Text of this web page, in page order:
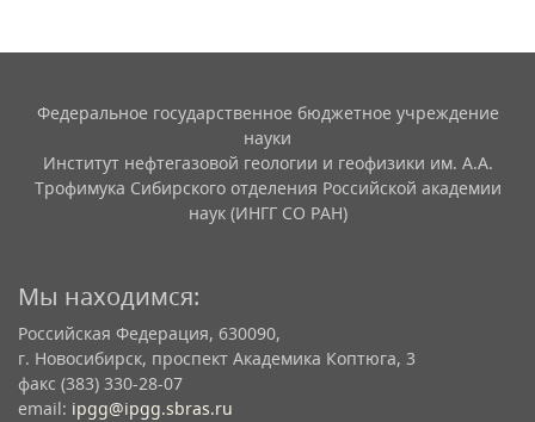
Федеральное государственное бюджетное учреждение
науки
Институт нефтегазовой геологии и геофизики им. А.А.
Трофимука Сибирского отделения Российской академии
наук (ИНГГ СО РАН)
Мы находимся:
Российская Федерация, 630090,
г. Новосибирск, проспект Академика Коптюга, 3
факс (383) 330-28-07
email: ipgg@ipgg.sbras.ru